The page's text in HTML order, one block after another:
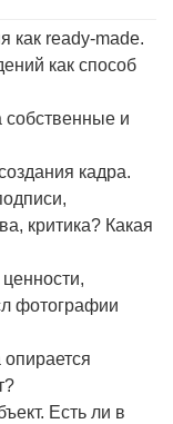
как ready-made.
как способ
собственные и
кадра.
критика? Какая
фотографии
опирается
Есть ли в